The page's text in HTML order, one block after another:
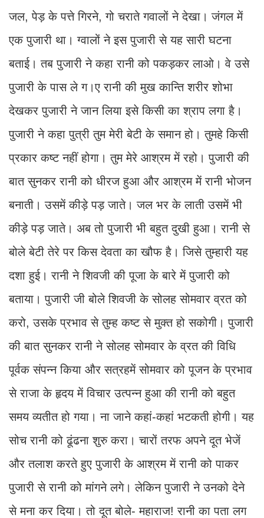
जल, पेड़ के पत्ते गिरने, गो चराते गवालों ने देखा। जंगल में
एक पुजारी था। ग्वालों ने इस पुजारी से यह सारी घटना
बताई। तब पुजारी ने कहा रानी को पकड़कर लाओ। वे उसे
पुजारी के पास ले ग।ए रानी की मुख कान्ति शरीर शोभा
देखकर पुजारी ने जान लिया इसे किसी का श्राप लगा है।
पुजारी ने कहा पुत्री तुम मेरी बेटी के समान हो। तुमहे किसी
प्रकार कष्ट नहीं होगा। तुम मेरे आश्रम में रहो। पुजारी की
बात सुनकर रानी को धीरज हुआ और आश्रम में रानी भोजन
बनाती। उसमें कीड़े पड़ जाते। जल भर के लाती उसमें भी
कीड़े पड़ जाते। अब तो पुजारी भी बहुत दुखी हुआ। रानी से
बोले बेटी तेरे पर किस देवता का खौफ है। जिसे तुम्हारी यह
दशा हुई। रानी ने शिवजी की पूजा के बारे में पुजारी को
बताया। पुजारी जी बोले शिवजी के सोलह सोमवार व्रत को
करो, उसके प्रभाव से तुम्ह कष्ट से मुक्त हो सकोगी। पुजारी
की बात सुनकर रानी ने सोलह सोमवार के व्रत की विधि
पूर्वक संपन्न किया और सत्रहमें सोमवार को पूजन के प्रभाव
से राजा के हृदय में विचार उत्पन्न हुआ की रानी को बहुत
समय व्यतीत हो गया। ना जाने कहां-कहां भटकती होगी। यह
सोच रानी को ढूंढना शुरु करा। चारों तरफ अपने दूत भेजें
और तलाश करते हुए पुजारी के आश्रम में रानी को पाकर
पुजारी से रानी को मांगने लगे। लेकिन पुजारी ने उनको देने
से मना कर दिया। तो दूत बोले- महाराज! रानी का पता लग